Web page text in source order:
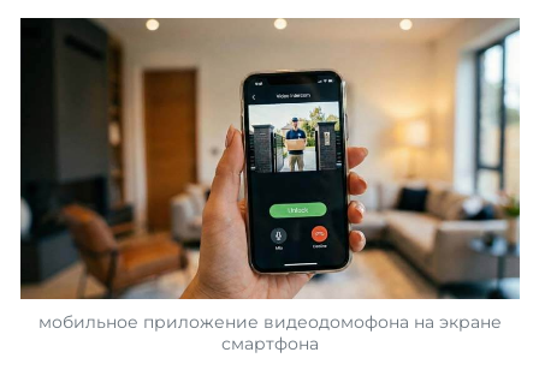
мобильное приложение видеодомофона на экране
смартфона